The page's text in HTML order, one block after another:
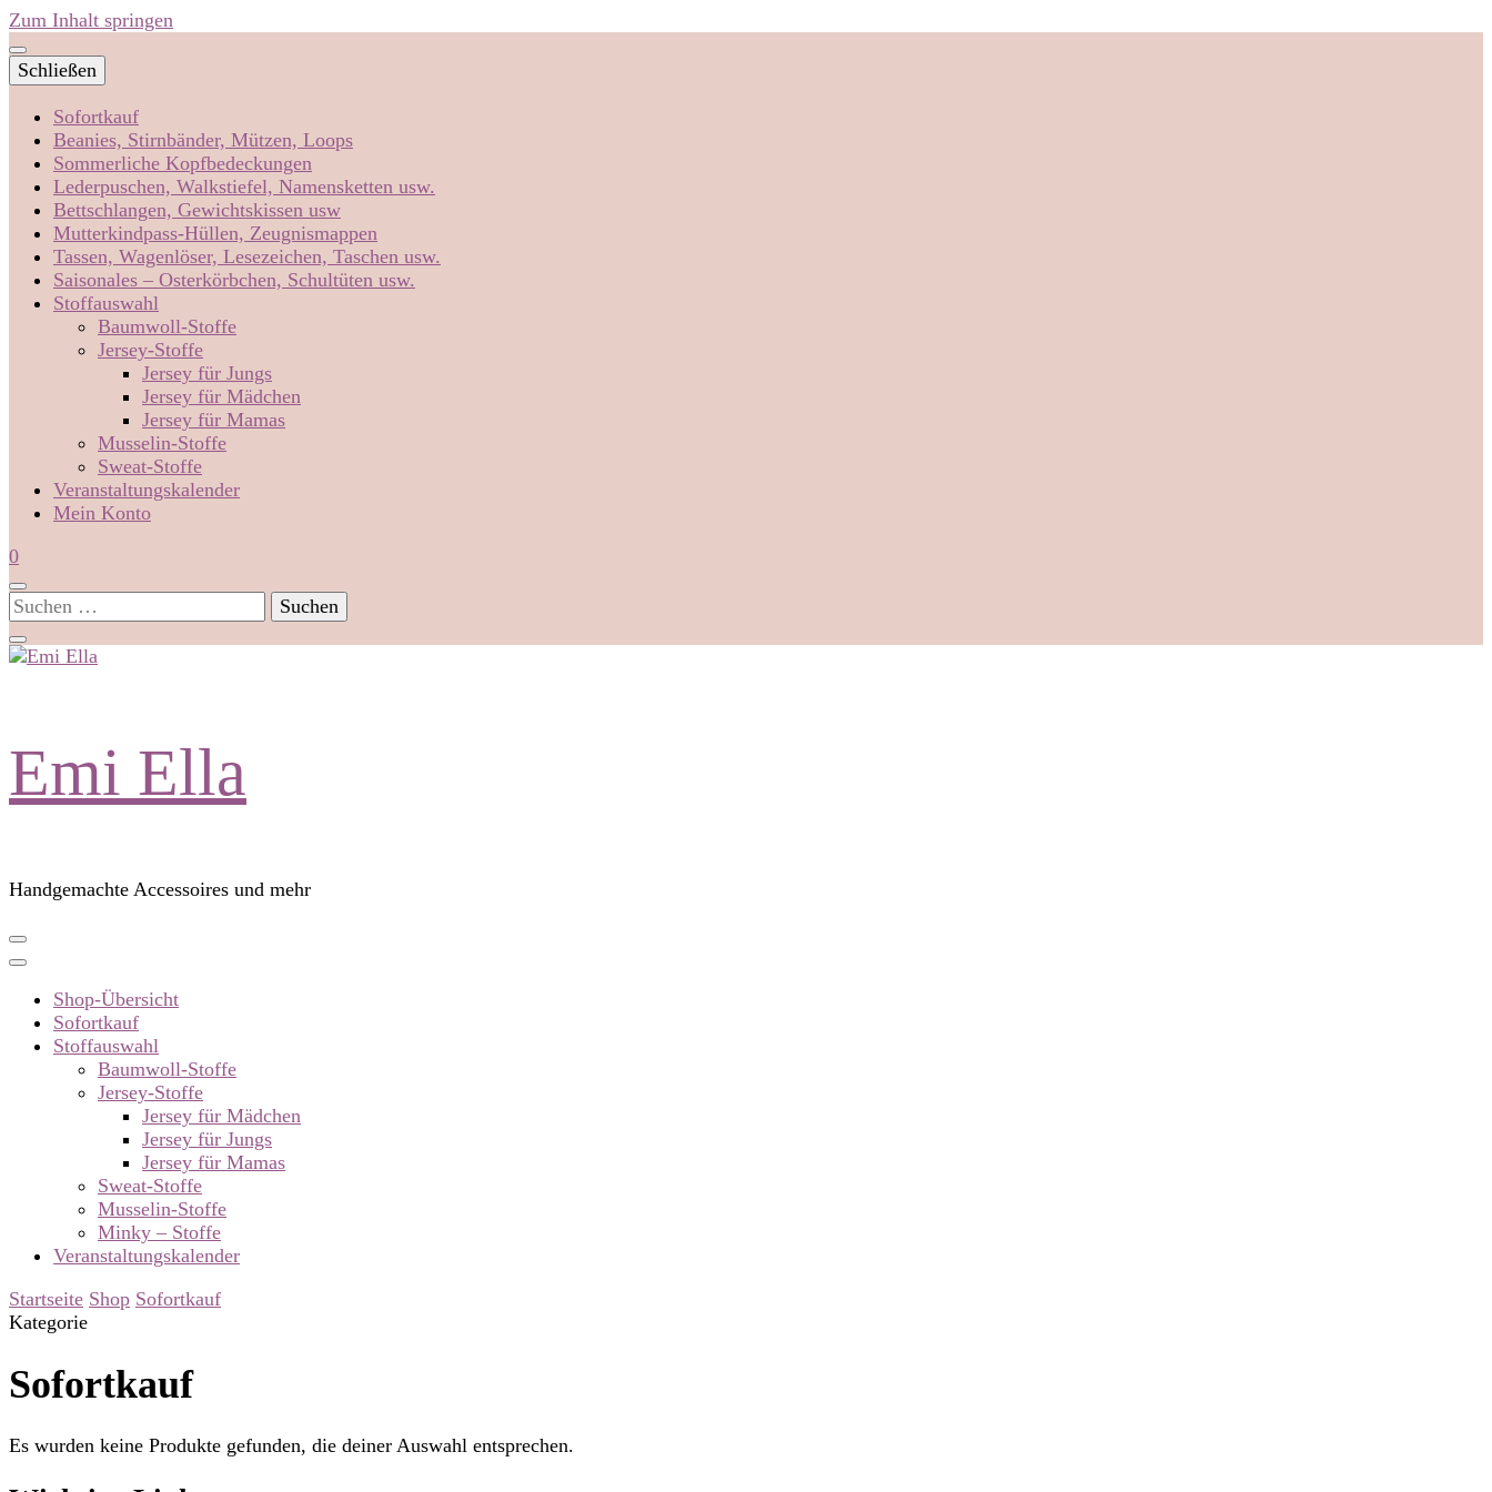
Zum Inhalt springen
Schließen
Sofortkauf
Beanies, Stirnbänder, Mützen, Loops
Sommerliche Kopfbedeckungen
Lederpuschen, Walkstiefel, Namensketten usw.
Bettschlangen, Gewichtskissen usw
Mutterkindpass-Hüllen, Zeugnismappen
Tassen, Wagenlöser, Lesezeichen, Taschen usw.
Saisonales – Osterkörbchen, Schultüten usw.
Stoffauswahl
Baumwoll-Stoffe
Jersey-Stoffe
Jersey für Jungs
Jersey für Mädchen
Jersey für Mamas
Musselin-Stoffe
Sweat-Stoffe
Veranstaltungskalender
Mein Konto
0
Suchen
nach:
Emi Ella
Handgemachte Accessoires und mehr
Shop-Übersicht
Sofortkauf
Stoffauswahl
Baumwoll-Stoffe
Jersey-Stoffe
Jersey für Mädchen
Jersey für Jungs
Jersey für Mamas
Sweat-Stoffe
Musselin-Stoffe
Minky – Stoffe
Veranstaltungskalender
Startseite Shop Sofortkauf
Kategorie
Sofortkauf
Es wurden keine Produkte gefunden, die deiner Auswahl entsprechen.